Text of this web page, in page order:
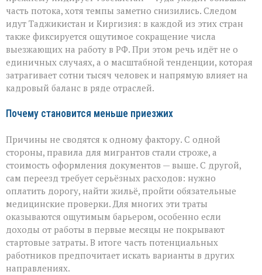
часть потока, хотя темпы заметно снизились. Следом
идут Таджикистан и Киргизия: в каждой из этих стран
также фиксируется ощутимое сокращение числа
выезжающих на работу в РФ. При этом речь идёт не о
единичных случаях, а о масштабной тенденции, которая
затрагивает сотни тысяч человек и напрямую влияет на
кадровый баланс в ряде отраслей.
Почему становится меньше приезжих
Причины не сводятся к одному фактору. С одной
стороны, правила для мигрантов стали строже, а
стоимость оформления документов — выше. С другой,
сам переезд требует серьёзных расходов: нужно
оплатить дорогу, найти жильё, пройти обязательные
медицинские проверки. Для многих эти траты
оказываются ощутимым барьером, особенно если
доходы от работы в первые месяцы не покрывают
стартовые затраты. В итоге часть потенциальных
работников предпочитает искать варианты в других
направлениях.